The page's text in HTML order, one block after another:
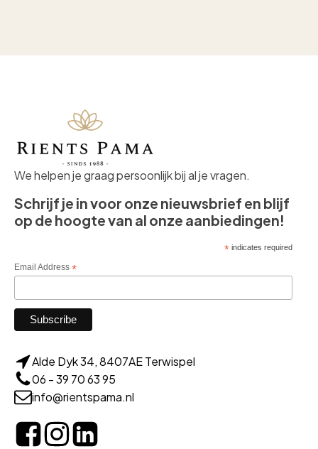
We helpen je graag persoonlijk bij al je vragen.
Schrijf je in voor onze nieuwsbrief en blijf
op de hoogte van al onze aanbiedingen!
*indicates required
Email Address *
Alde Dyk 34, 8407AE Terwispel
06 - 39 70 63 95
info@rientspama.nl